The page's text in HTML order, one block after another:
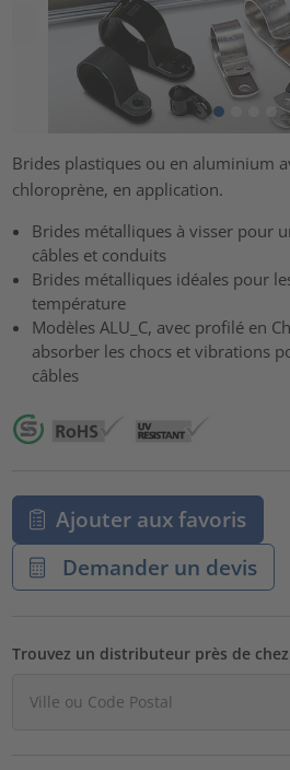
Brides plastiques ou en aluminium
chloroprène, en application.
Brides métalliques à visser pour
câbles et conduits
Brides métalliques idéales pour
température
Modèles ALU_C, avec profilé en
absorber les chocs et vibrations
câbles
Ajouter aux favoris
Demander un devis
Trouvez un distributeur près de